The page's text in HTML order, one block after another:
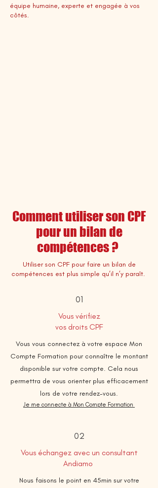
équipe humaine, experte et engagée à vos
côtés.
Comment utiliser son CPF
pour un bilan de
compétences ?
Utiliser son CPF pour faire un bilan de
compétences est plus simple qu’il n’y paraît.
01
Vous vérifiez
vos droits CPF
Vous vous connectez à votre espace Mon
Compte Formation pour connaître le montant
disponible sur votre compte. Cela nous
permettra de vous orienter plus efficacement
lors de votre rendez-vous.
Je me connecte à Mon Compte Formation
02
Vous échangez avec un consultant
Andiamo
Nous faisons le point en 45min sur votre